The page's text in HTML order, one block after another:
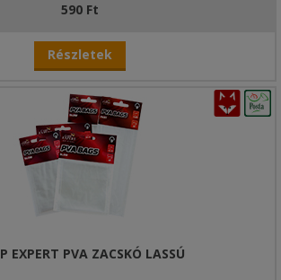
590 Ft
Részletek
EXPERT PVA ZACSKÓ LASSÚ